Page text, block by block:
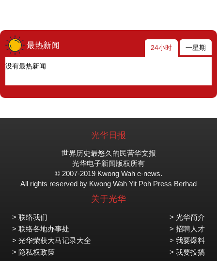
最热新闻 24小时 一星期
没有最热新闻
光华日报
世界历史最悠久的民营华文报
光华电子新闻版权所有
© 2007-2019 Kwong Wah e-news.
All rights reserved by Kwong Wah Yit Poh Press Berhad
关于光华
> 联络我们
> 联络各地办事处
> 光华荣获大马记录大全
> 隐私权政策
> 光华简介
> 招聘人才
> 我要爆料
> 我要投搞